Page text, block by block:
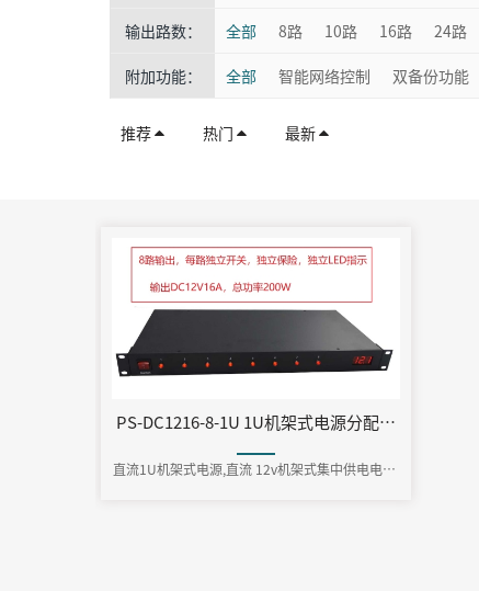
输出路数： 全部 8路 10路 16路 24路
附加功能： 全部 智能网络控制 双备份功能
推荐 热门 最新
PS-DC1216-8-1U 1U机架式电源分配器 DC12V16A
直流1U机架式电源,直流 12v机架式集中供电电源,